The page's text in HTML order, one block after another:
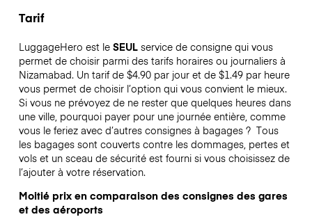
Tarif
LuggageHero est le SEULservice de consigne qui vous
permet de choisir parmi des tarifs horaires ou journaliers à
Nizamabad. Un tarif de $4.90 par jour et de $1.49 par heure
vous permet de choisir l’option qui vous convient le mieux.
Si vous ne prévoyez de ne rester que quelques heures dans
une ville, pourquoi payer pour une journée entière, comme
vous le feriez avec d’autres consignes à bagages ? Tous
les bagages sont couverts contre les dommages, pertes et
vols et un sceau de sécurité est fourni si vous choisissez de
l’ajouter à votre réservation.
Moitié prix en comparaison des consignes des gares
et des aéroports